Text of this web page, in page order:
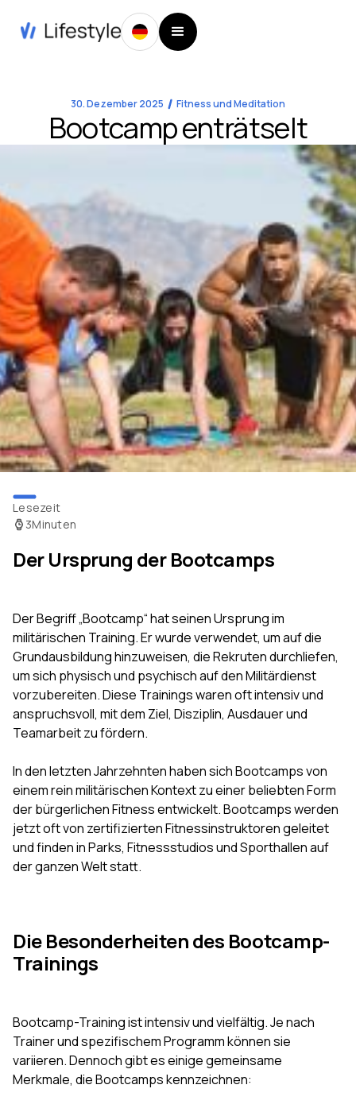
30. Dezember 2025 Fitness und Meditation
Bootcamp enträtselt
Lesezeit
3Minuten
Der Ursprung der Bootcamps
Der Begriff „Bootcamp“ hat seinen Ursprung im
militärischen Training. Er wurde verwendet, um auf die
Grundausbildung hinzuweisen, die Rekruten durchliefen,
um sich physisch und psychisch auf den Militärdienst
vorzubereiten. Diese Trainings waren oft intensiv und
anspruchsvoll, mit dem Ziel, Disziplin, Ausdauer und
Teamarbeit zu fördern.
In den letzten Jahrzehnten haben sich Bootcamps von
einem rein militärischen Kontext zu einer beliebten Form
der bürgerlichen Fitness entwickelt. Bootcamps werden
jetzt oft von zertifizierten Fitnessinstruktoren geleitet
und finden in Parks, Fitnessstudios und Sporthallen auf
der ganzen Welt statt.
Die Besonderheiten des Bootcamp-
Trainings
Bootcamp-Training ist intensiv und vielfältig. Je nach
Trainer und spezifischem Programm können sie
variieren. Dennoch gibt es einige gemeinsame
Merkmale, die Bootcamps kennzeichnen: